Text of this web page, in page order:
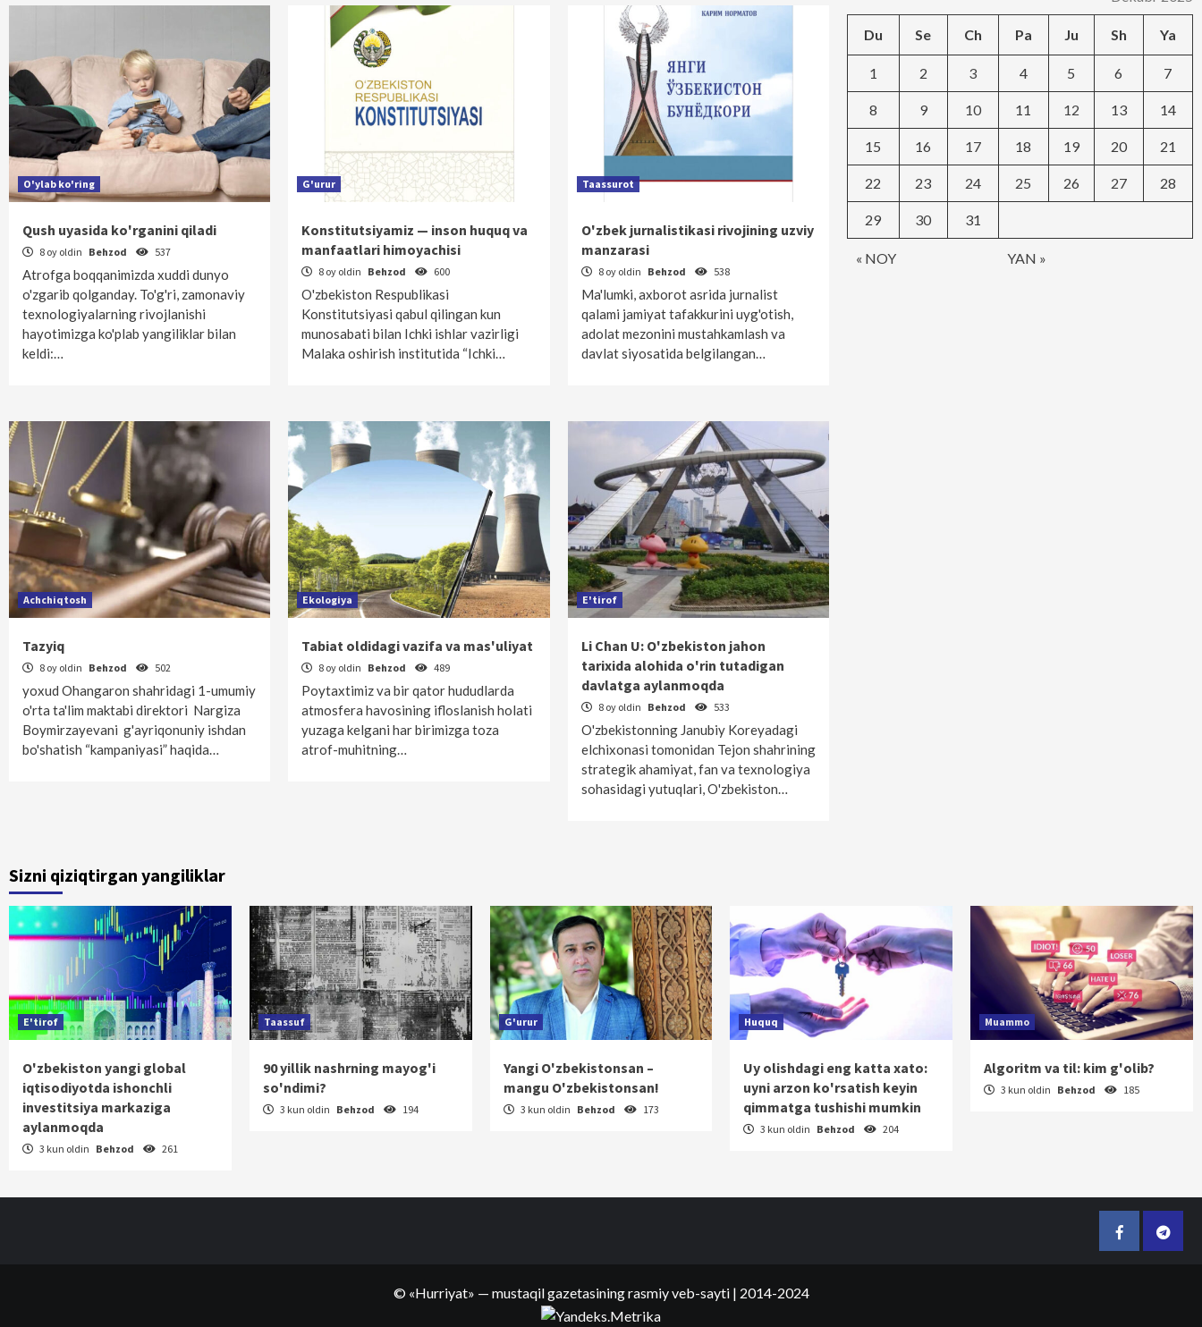
O'ylab ko'ring
Qush uyasida ko'rganini qiladi
8 oy oldin Behzod 537
Atrofga boqqanimizda xuddi dunyo
o'zgarib qolganday. To'g'ri, zamonaviy
texnologiyalarning rivojlanishi
hayotimizga ko'plab yangiliklar bilan
keldi:…
G'urur
Konstitutsiyamiz — inson huquq va
manfaatlari himoyachisi
8 oy oldin Behzod 600
O'zbekiston Respublikasi
Konstitutsiyasi qabul qilingan kun
munosabati bilan Ichki ishlar vazirligi
Malaka oshirish institutida “Ichki…
Taassurot
O'zbek jurnalistikasi rivojining uzviy
manzarasi
8 oy oldin Behzod 538
Ma'lumki, axborot asrida jurnalist
qalami jamiyat tafakkurini uyg'otish,
adolat mezonini mustahkamlash va
davlat siyosatida belgilangan…
Achchiqtosh
Tazyiq
8 oy oldin Behzod 502
yoxud Ohangaron shahridagi 1-umumiy
o'rta ta'lim maktabi direktori Nargiza
Boymirzayevani g'ayriqonuniy ishdan
bo'shatish “kampaniyasi” haqida…
Ekologiya
Tabiat oldidagi vazifa va mas'uliyat
8 oy oldin Behzod 489
Poytaxtimiz va bir qator hududlarda
atmosfera havosining ifloslanish holati
yuzaga kelgani har birimizga toza
atrof-muhitning…
E'tirof
Li Chan U: O'zbekiston jahon
tarixida alohida o'rin tutadigan
davlatga aylanmoqda
8 oy oldin Behzod 533
O'zbekistonning Janubiy Koreyadagi
elchixonasi tomonidan Tejon shahrining
strategik ahamiyat, fan va texnologiya
sohasidagi yutuqlari, O'zbekiston…
Du Se Ch Pa Ju Sh Ya
« NOY YAN »
1 2 3 4 5 6 7
8 9 10 11 12 13 14
15 16 17 18 19 20 21
22 23 24 25 26 27 28
29 30 31
Sizni qiziqtirgan yangiliklar
E'tirof
O'zbekiston yangi global
iqtisodiyotda ishonchli
investitsiya markaziga
aylanmoqda
3 kun oldin Behzod 261
Taassuf
90 yillik nashrning mayog'i
so'ndimi?
3 kun oldin Behzod 194
G'urur
Yangi O'zbekistonsan –
mangu O'zbekistonsan!
3 kun oldin Behzod 173
Huquq
Uy olishdagi eng katta xato:
uyni arzon ko'rsatish keyin
qimmatga tushishi mumkin
3 kun oldin Behzod 204
Muammo
Algoritm va til: kim g'olib?
3 kun oldin Behzod 185
Facebook
© «Hurriyat» — mustaqil gazetasining rasmiy veb-sayti | 2014-2024